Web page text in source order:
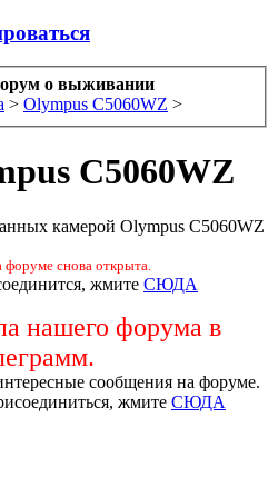
о выживании
> Olympus C5060WZ >
C5060WZ
камерой Olympus C5060WZ
форуме снова открыта.
жмите СЮДА
нашего форума в
сообщения на форуме.
жмите СЮДА